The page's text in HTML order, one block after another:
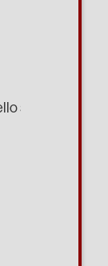
sviluppo di